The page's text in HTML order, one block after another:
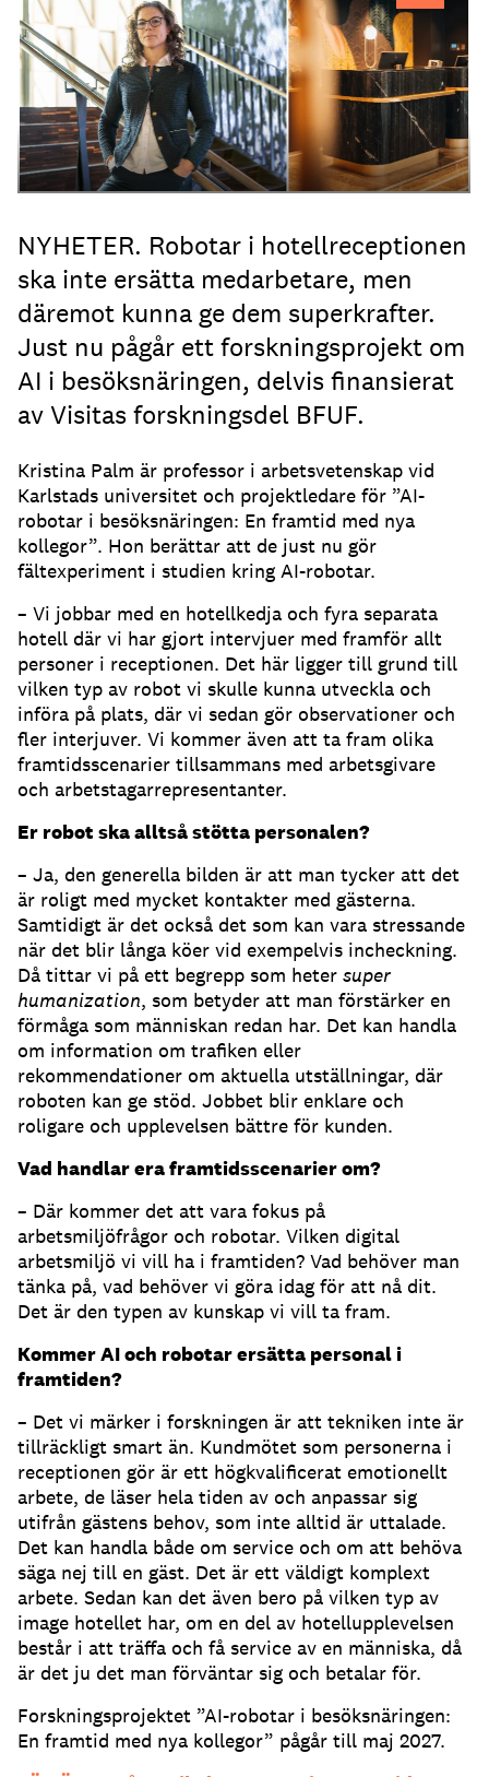
Dylan Calluy / Unsplash
NYHETER. Robotar i hotellreceptionen
ska inte ersätta medarbetare, men
däremot kunna ge dem superkrafter.
Just nu pågår ett forskningsprojekt om
AI i besöksnäringen, delvis finansierat
av Visitas forskningsdel BFUF.
Kristina Palm är professor i arbetsvetenskap vid
Karlstads universitet och projektledare för ”AI-
robotar i besöksnäringen: En framtid med nya
kollegor”. Hon berättar att de just nu gör
fältexperiment i studien kring AI-robotar.
– Vi jobbar med en hotellkedja och fyra separata
hotell där vi har gjort intervjuer med framför allt
personer i receptionen. Det här ligger till grund till
vilken typ av robot vi skulle kunna utveckla och
införa på plats, där vi sedan gör observationer och
fler interjuver. Vi kommer även att ta fram olika
framtidsscenarier tillsammans med arbetsgivare
och arbetstagarrepresentanter.
Er robot ska alltså stötta personalen?
– Ja, den generella bilden är att man tycker att det
är roligt med mycket kontakter med gästerna.
Samtidigt är det också det som kan vara stressande
när det blir långa köer vid exempelvis incheckning.
Då tittar vi på ett begrepp som heter super
humanization, som betyder att man förstärker en
förmåga som människan redan har. Det kan handla
om information om trafiken eller
rekommendationer om aktuella utställningar, där
roboten kan ge stöd. Jobbet blir enklare och
roligare och upplevelsen bättre för kunden.
Vad handlar era framtidsscenarier om?
– Där kommer det att vara fokus på
arbetsmiljöfrågor och robotar. Vilken digital
arbetsmiljö vi vill ha i framtiden? Vad behöver man
tänka på, vad behöver vi göra idag för att nå dit.
Det är den typen av kunskap vi vill ta fram.
Kommer AI och robotar ersätta personal i
framtiden?
– Det vi märker i forskningen är att tekniken inte är
tillräckligt smart än. Kundmötet som personerna i
receptionen gör är ett högkvalificerat emotionellt
arbete, de läser hela tiden av och anpassar sig
utifrån gästens behov, som inte alltid är uttalade.
Det kan handla både om service och om att behöva
säga nej till en gäst. Det är ett väldigt komplext
arbete. Sedan kan det även bero på vilken typ av
image hotellet har, om en del av hotellupplevelsen
består i att träffa och få service av en människa, då
är det ju det man förväntar sig och betalar för.
Forskningsprojektet ”AI-robotar i besöksnäringen:
En framtid med nya kollegor” pågår till maj 2027.